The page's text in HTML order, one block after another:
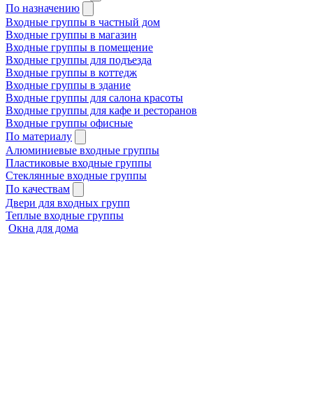
По назначению
Входные группы в частный дом
Входные группы в магазин
Входные группы в помещение
Входные группы для подъезда
Входные группы в коттедж
Входные группы в здание
Входные группы для салона красоты
Входные группы для кафе и ресторанов
Входные группы офисные
По материалу
Алюминиевые входные группы
Пластиковые входные группы
Стеклянные входные группы
По качествам
Двери для входных групп
Теплые входные группы
Окна для дома